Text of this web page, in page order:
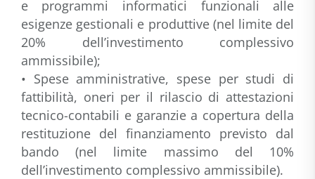
e programmi informatici funzionali alle
esigenze gestionali e produttive (nel limite del
20% dell’investimento complessivo
ammissibile);
• Spese amministrative, spese per studi di
fattibilità, oneri per il rilascio di attestazioni
tecnico-contabili e garanzie a copertura della
restituzione del finanziamento previsto dal
bando (nel limite massimo del 10%
dell’investimento complessivo ammissibile).